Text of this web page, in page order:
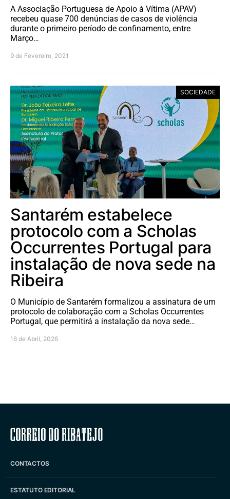
A Associação Portuguesa de Apoio à Vítima (APAV)
recebeu quase 700 denúncias de casos de violência
durante o primeiro período de confinamento, entre
Março…
9 de Fevereiro, 2021
SOCIEDADE
Santarém estabelece
protocolo com a Scholas
Occurrentes Portugal para
instalação de nova sede na
Ribeira
O Município de Santarém formalizou a assinatura de um
protocolo de colaboração com a Scholas Occurrentes
Portugal, que permitirá a instalação da nova sede…
16 de Abril, 2026
Correio do Ribatejo
CONTACTOS
ESTATUTO EDITORIAL